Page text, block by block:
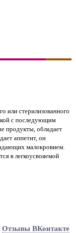
или стерилизованного
с последующим
продукты, обладает
аппетит, он
малокровием.
в легкоусвояемой
Отзывы ВКонтакте